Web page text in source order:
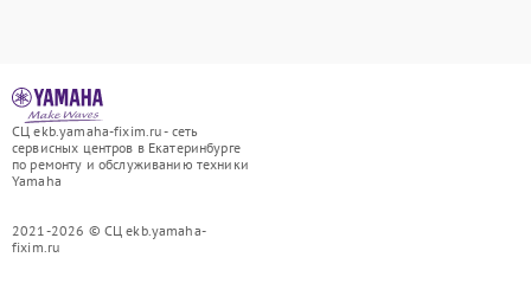
СЦ ekb.yamaha-fixim.ru - сеть
сервисных центров в Екатеринбурге
по ремонту и обслуживанию техники
Yamaha
2021-2026 © СЦ ekb.yamaha-
fixim.ru